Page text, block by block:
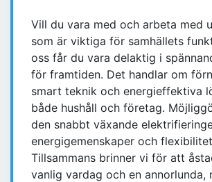
Vill du vara med och arbeta med
som är viktiga för samhällets
oss får du vara delaktig i
för framtiden. Det handlar om
smart teknik och energieffektiva
både hushåll och företag.
den snabbt växande
energigemenskaper och
Tillsammans brinner vi för att
vanlig vardag och en annorlunda,